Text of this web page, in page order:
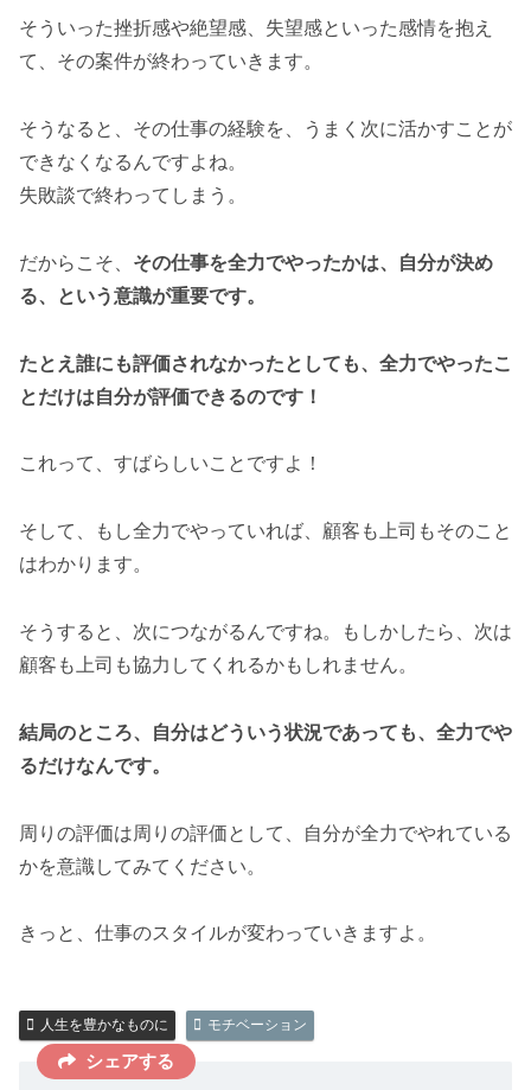
そういった挫折感や絶望感、失望感といった感情を抱え
て、その案件が終わっていきます。
そうなると、その仕事の経験を、うまく次に活かすことが
できなくなるんですよね。
失敗談で終わってしまう。
だからこそ、 その仕事を全力でやったかは、自分が決め
る、という意識が重要です。
たとえ誰にも評価されなかったとしても、全力でやったこ
とだけは自分が評価できるのです！
これって、すばらしいことですよ！
そして、もし全力でやっていれば、顧客も上司もそのこと
はわかります。
そうすると、次につながるんですね。もしかしたら、次は
顧客も上司も協力してくれるかもしれません。
結局のところ、自分はどういう状況であっても、全力でや
るだけなんです。
周りの評価は周りの評価として、自分が全力でやれている
かを意識してみてください。
きっと、仕事のスタイルが変わっていきますよ。
人生を豊かなものに モチベーション
シェアする